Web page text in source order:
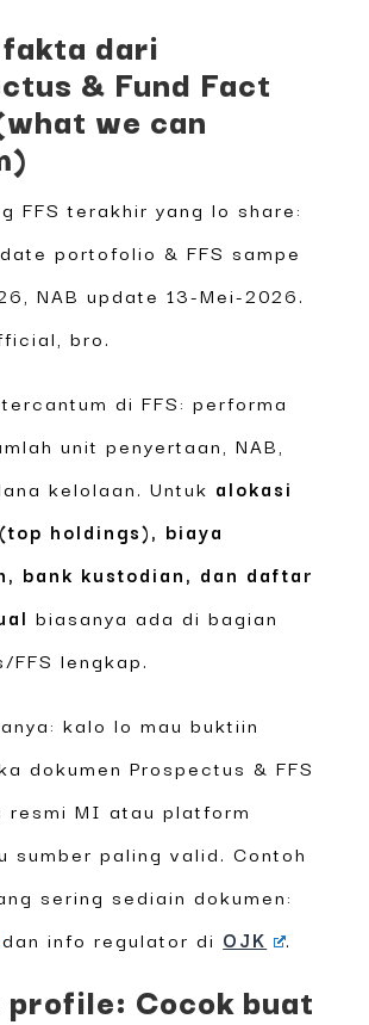
dari
& Fund Fact
we can
FFS terakhir yang lo share:
portofolio & FFS sampe
NAB update 13-Mei-2026.
bro.
di FFS: performa
unit penyertaan, NAB,
kelolaan. Untuk alokasi
holdings), biaya
bank kustodian, dan daftar
biasanya ada di bagian
FFS lengkap.
kalo lo mau buktiin
dokumen Prospectus & FFS
resmi MI atau platform
sumber paling valid. Contoh
sering sediain dokumen:
dan info regulator di OJK .
profile: Cocok buat